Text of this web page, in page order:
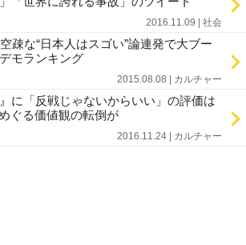
2016.11.09 | 社会
疎な“日本人はスゴい”論連発で大ブー
モランキング
2015.08.08 | カルチャー
に「反戦じゃないからいい」の評価は
ぐる価値観の転倒が
2016.11.24 | カルチャー